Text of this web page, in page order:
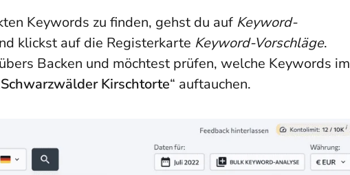
Keywords zu finden, gehst du auf Keyword-
klickst auf die Registerkarte Keyword-Vorschläge.
Backen und möchtest prüfen, welche Keywords im
Schwarzwälder Kirschtorte“ auftauchen.